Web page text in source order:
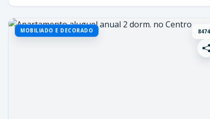
MOBILIADO E DECORADO 8474